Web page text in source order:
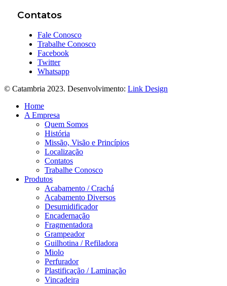
Contatos
Fale Conosco
Trabalhe Conosco
Facebook
Twitter
Whatsapp
© Catambria 2023. Desenvolvimento: Link Design
Home
A Empresa
Quem Somos
História
Missão, Visão e Princípios
Localização
Contatos
Trabalhe Conosco
Produtos
Acabamento / Crachá
Acabamento Diversos
Desumidificador
Encadernação
Fragmentadora
Grampeador
Guilhotina / Refiladora
Miolo
Perfurador
Plastificação / Laminação
Vincadeira